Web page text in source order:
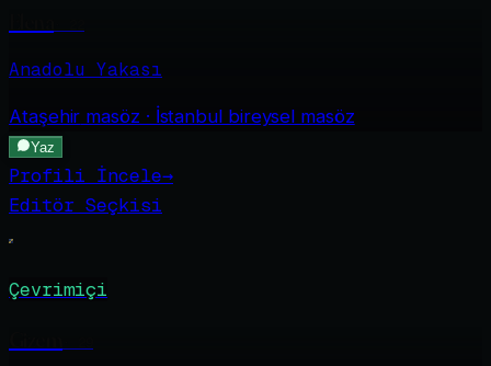
Anadolu Yakası
Ataşehir masöz · İstanbul bireysel masöz
Yaz
Profili İncele→
Editör Seçkisi
Çevrimiçi